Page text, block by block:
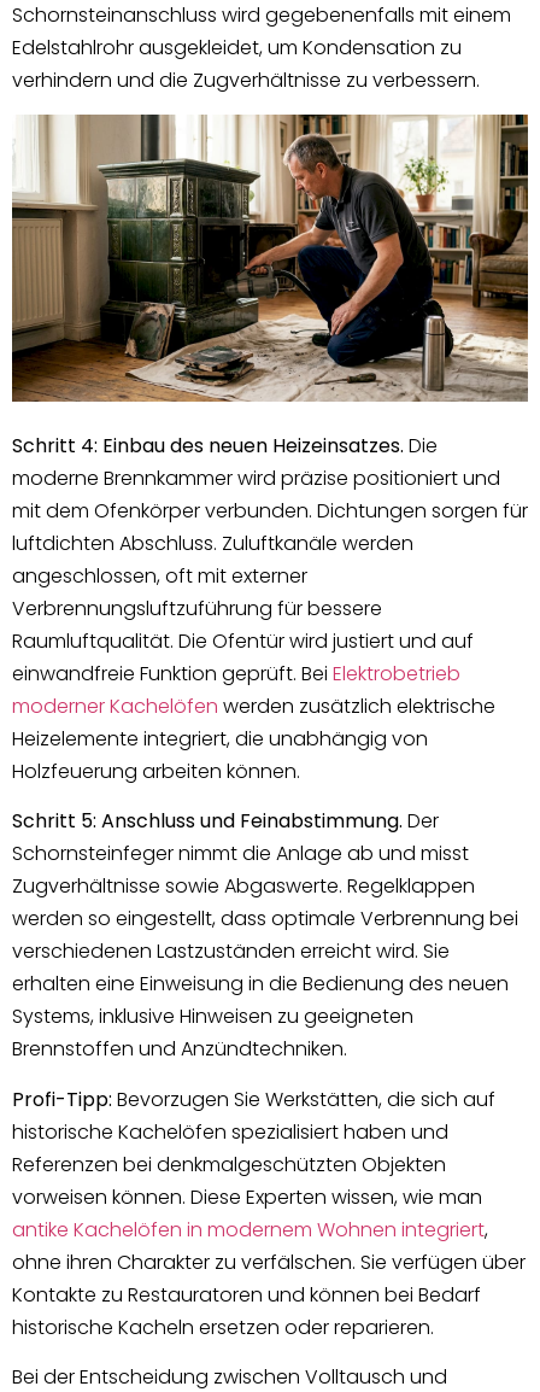
Schornsteinanschluss wird gegebenenfalls mit einem
Edelstahlrohr ausgekleidet, um Kondensation zu
verhindern und die Zugverhältnisse zu verbessern.
Schritt 4: Einbau des neuen Heizeinsatzes. Die
moderne Brennkammer wird präzise positioniert und
mit dem Ofenkörper verbunden. Dichtungen sorgen für
luftdichten Abschluss. Zuluftkanäle werden
angeschlossen, oft mit externer
Verbrennungsluftzuführung für bessere
Raumluftqualität. Die Ofentür wird justiert und auf
einwandfreie Funktion geprüft. Bei Elektrobetrieb
moderner Kachelöfen werden zusätzlich elektrische
Heizelemente integriert, die unabhängig von
Holzfeuerung arbeiten können.
Schritt 5: Anschluss und Feinabstimmung. Der
Schornsteinfeger nimmt die Anlage ab und misst
Zugverhältnisse sowie Abgaswerte. Regelklappen
werden so eingestellt, dass optimale Verbrennung bei
verschiedenen Lastzuständen erreicht wird. Sie
erhalten eine Einweisung in die Bedienung des neuen
Systems, inklusive Hinweisen zu geeigneten
Brennstoffen und Anzündtechniken.
Profi-Tipp: Bevorzugen Sie Werkstätten, die sich auf
historische Kachelöfen spezialisiert haben und
Referenzen bei denkmalgeschützten Objekten
vorweisen können. Diese Experten wissen, wie man
antike Kachelöfen in modernem Wohnen integriert,
ohne ihren Charakter zu verfälschen. Sie verfügen über
Kontakte zu Restauratoren und können bei Bedarf
historische Kacheln ersetzen oder reparieren.
Bei der Entscheidung zwischen Volltausch und